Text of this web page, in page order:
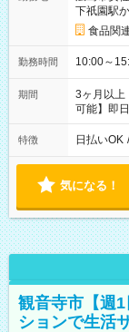
下祇園駅
食品関
勤務時間
期間
3ヶ月以上
可能】即
特徴 日払いOK /
気になる！
観音寺市【週
ションで生活